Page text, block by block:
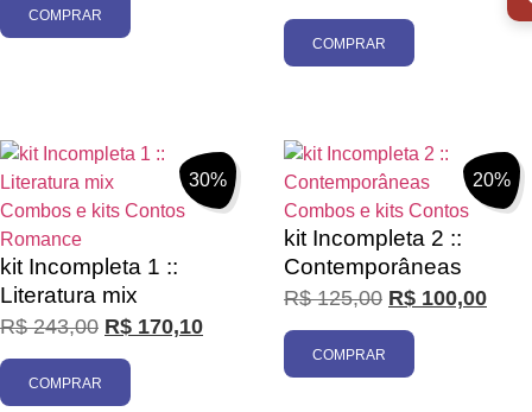
COMPRAR
COMPRAR
30%
Combos e kits Contos
Romance
kit Incompleta 1 ::
Literatura mix
R$243,00 R$ 170,10
COMPRAR
20%
Combos e kits Contos
kit Incompleta 2 ::
Contemporâneas
R$125,00 R$ 100,00
COMPRAR